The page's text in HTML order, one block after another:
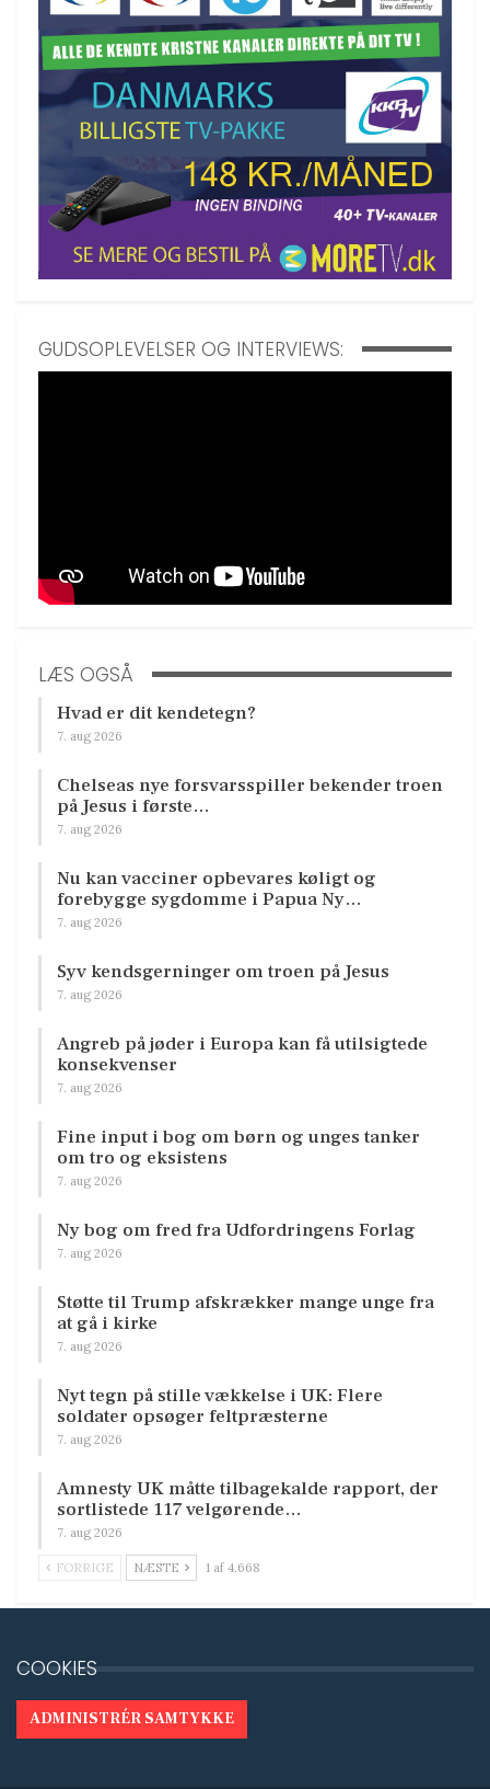
GUDSOPLEVELSER OG INTERVIEWS:
LÆS OGSÅ
Hvad er dit kendetegn?
7. aug 2026
Chelseas nye forsvarsspiller bekender troen
på Jesus i første…
7. aug 2026
Nu kan vacciner opbevares køligt og
forebygge sygdomme i Papua Ny…
7. aug 2026
Syv kendsgerninger om troen på Jesus
7. aug 2026
Angreb på jøder i Europa kan få utilsigtede
konsekvenser
7. aug 2026
Fine input i bog om børn og unges tanker
om tro og eksistens
7. aug 2026
Ny bog om fred fra Udfordringens Forlag
7. aug 2026
Støtte til Trump afskrækker mange unge fra
at gå i kirke
7. aug 2026
Nyt tegn på stille vækkelse i UK: Flere
soldater opsøger feltpræsterne
7. aug 2026
Amnesty UK måtte tilbagekalde rapport, der
sortlistede 117 velgørende…
7. aug 2026
FORRIGE NÆSTE 1 af 4.668
COOKIES
ADMINISTRÉR SAMTYKKE